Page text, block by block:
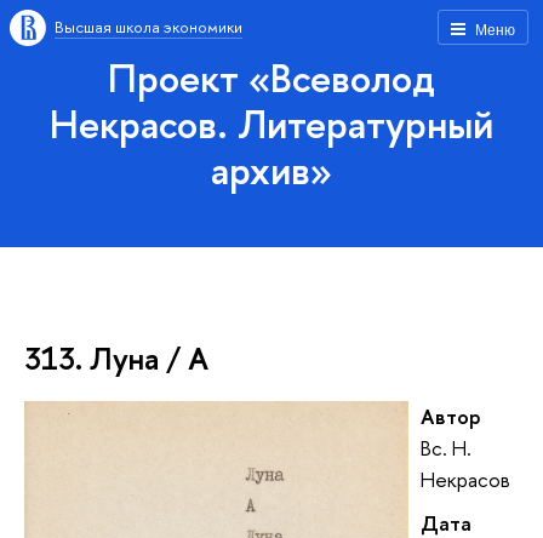
Меню
Высшая школа экономики
Проект «Всеволод
Некрасов. Литературный
архив»
313. Луна / А
Автор
Вс. Н.
Некрасов
Дата